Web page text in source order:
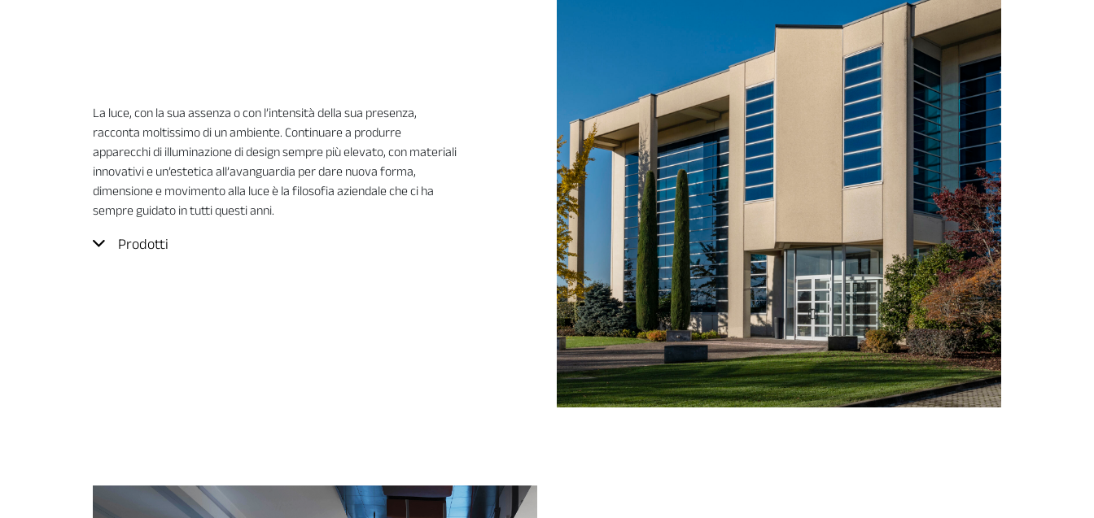
La luce, con la sua assenza o con l’intensità della sua presenza,
racconta moltissimo di un ambiente. Continuare a produrre
apparecchi di illuminazione di design sempre più elevato, con materiali
innovativi e un’estetica all’avanguardia per dare nuova forma,
dimensione e movimento alla luce è la filosofia aziendale che ci ha
sempre guidato in tutti questi anni.
Prodotti